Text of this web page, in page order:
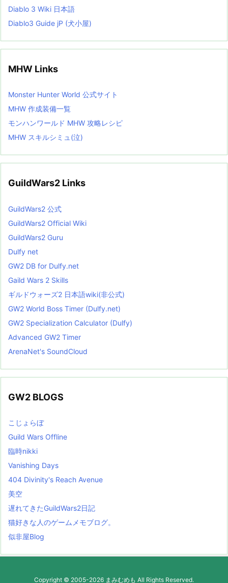
Diablo 3 Wiki 日本語
Diablo3 Guide jP (犬小屋)
MHW Links
Monster Hunter World 公式サイト
MHW 作成装備一覧
モンハンワールド MHW 攻略レシピ
MHW スキルシミュ(泣)
GuildWars2 Links
GuildWars2 公式
GuildWars2 Official Wiki
GuildWars2 Guru
Dulfy net
GW2 DB for Dulfy.net
Gaild Wars 2 Skills
ギルドウォーズ2 日本語wiki(非公式)
GW2 World Boss Timer (Dulfy.net)
GW2 Specialization Calculator (Dulfy)
Advanced GW2 Timer
ArenaNet's SoundCloud
GW2 BLOGS
こじょらぼ
Guild Wars Offline
臨時nikki
Vanishing Days
404 Divinity's Reach Avenue
美空
遅れてきたGuildWars2日記
猫好きな人のゲームメモブログ。
似非屋Blog
Copyright © 2005-2026 まみむめも All Rights Reserved.